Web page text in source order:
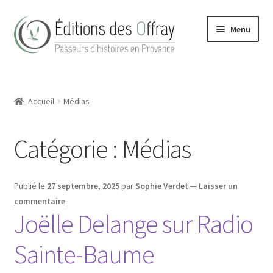
Aller
à
la
Aller
au
contenu
Menu
Actualités
Contact
Hong Kong Homes (2022)
La maison
Accueil Médias
Catégorie : Médias
Publié le 27 septembre, 2025par Sophie Verdet — Laisser un
commentaire
Joëlle Delange sur Radio
Sainte-Baume